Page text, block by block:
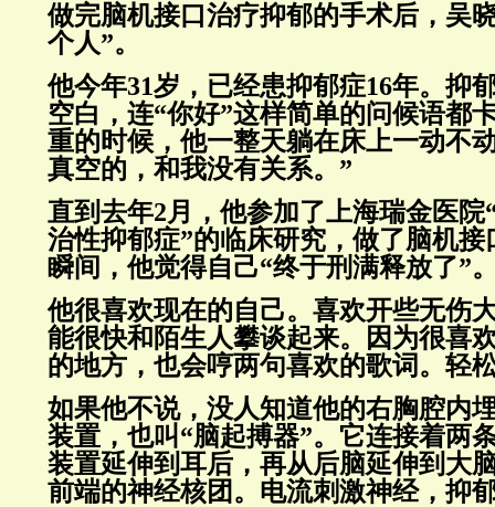
做完脑机接口治疗抑郁的手术后，吴
个人”。
他今年31岁，已经患抑郁症16年。抑
空白，连“你好”这样简单的问候语都
重的时候，他一整天躺在床上一动不
真空的，和我没有关系。”
直到去年2月，他参加了上海瑞金医院
治性抑郁症”的临床研究，做了脑机
瞬间，他觉得自己“终于刑满释放了”
他很喜欢现在的自己。喜欢开些无伤
能很快和陌生人攀谈起来。因为很喜
的地方，也会哼两句喜欢的歌词。轻
如果他不说，没人知道他的右胸腔内
装置，也叫“脑起搏器”。它连接着两
装置延伸到耳后，再从后脑延伸到大
前端的神经核团。电流刺激神经，抑